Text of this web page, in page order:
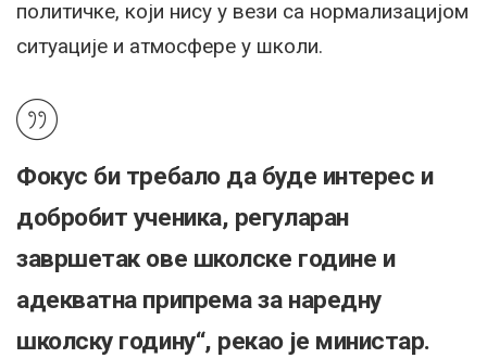
политичке, који нису у вези са нормализацијом
ситуације и атмосфере у школи.
Фокус би требало да буде интерес и
добробит ученика, регуларан
завршетак ове школске године и
адекватна припрема за наредну
школску годину“, рекао је министар.